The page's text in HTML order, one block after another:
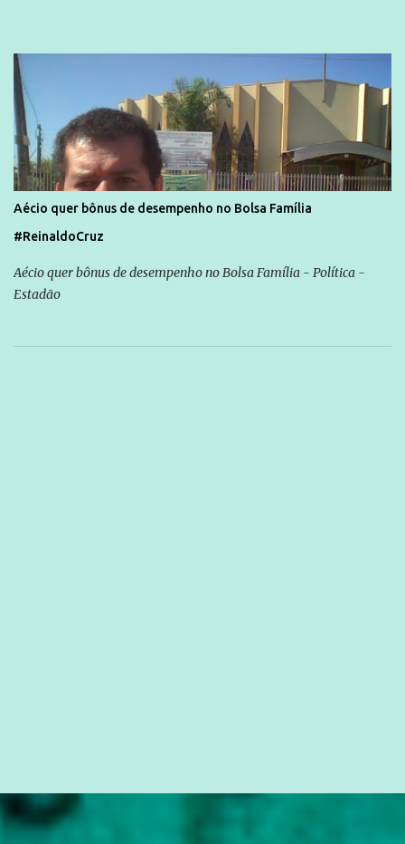
Aécio quer bônus de desempenho no Bolsa Família
#ReinaldoCruz
Aécio quer bônus de desempenho no Bolsa Família - Política -
Estadão